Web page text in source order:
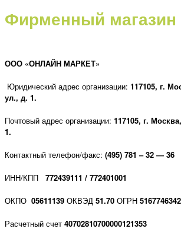
Фирменный магазин
ООО «ОНЛАЙН МАРКЕТ»
Юридический адрес организации: 117105, г.
ул., д. 1.
Почтовый адрес организации: 117105, г.
1.
Контактный телефон/факс: (495) 781 – 32 — 36
ИНН/КПП 772439111 / 772401001
ОКПО 05611139 ОКВЭД 51.70 ОГРН
Расчетный счет 40702810700000121353